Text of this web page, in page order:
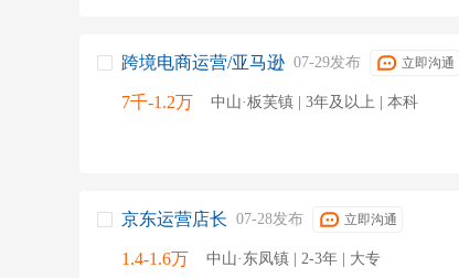
跨境电商运营/亚马逊 07-29发布 立即沟通
7千-1.2万 中山·板芙镇 | 3年及以上 | 本科
京东运营店长 07-28发布 立即沟通
1.4-1.6万 中山·东凤镇 | 2-3年 | 大专